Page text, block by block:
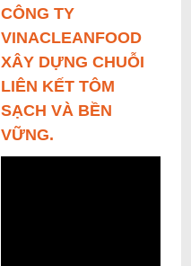
CÔNG TY
VINACLEANFOOD
XÂY DỰNG CHUỖI
LIÊN KẾT TÔM
SẠCH VÀ BỀN
VỮNG.